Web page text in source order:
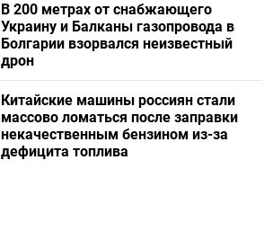
В 200 метрах от снабжающего
Украину и Балканы газопровода в
Болгарии взорвался неизвестный
дрон
Китайские машины россиян стали
массово ломаться после заправки
некачественным бензином из-за
дефицита топлива